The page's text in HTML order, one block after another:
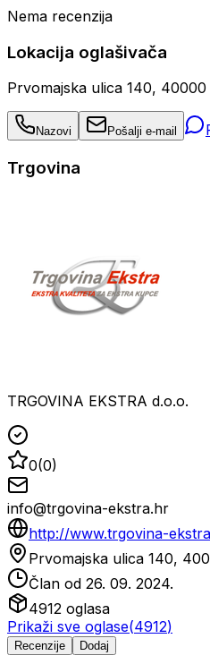
Nema recenzija
Lokacija oglašivača
Prvomajska ulica 140,
Nazovi Pošalji e-mail
Trgovina
TRGOVINA EKSTRA d.o.o.
0(0)
info@trgovina-ekstra.hr
http://www.trgovina-
Prvomajska ulica 140,
Član od 26. 09. 2024.
4912 oglasa
Prikaži sve oglase(4912)
Recenzije Dodaj